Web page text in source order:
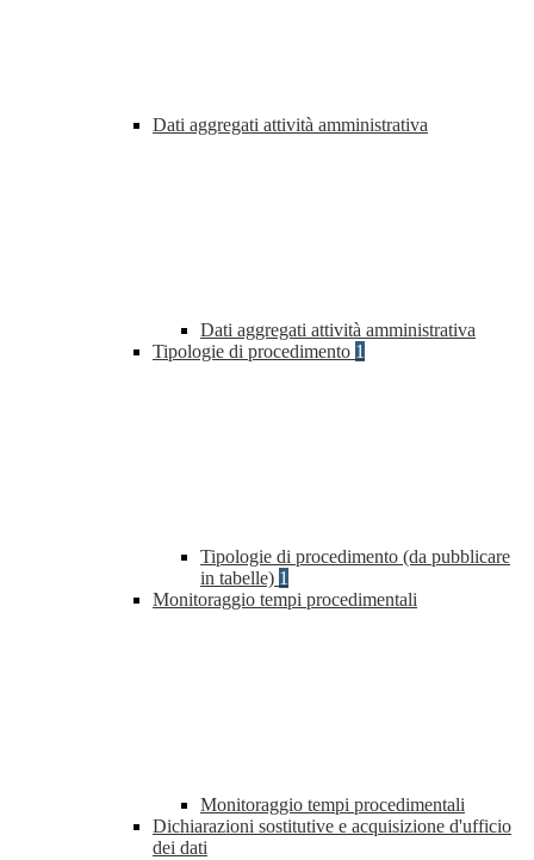
Dati aggregati attività amministrativa
Dati aggregati attività amministrativa
Tipologie di procedimento 1
Tipologie di procedimento (da pubblicare
in tabelle) 1
Monitoraggio tempi procedimentali
Monitoraggio tempi procedimentali
Dichiarazioni sostitutive e acquisizione d'ufficio
dei dati